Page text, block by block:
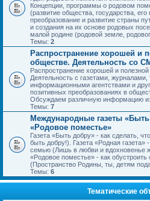
Концепции, программы о родовом
(развитие общества, государства, его
преобразование и развитие страны
и создания на их основе родовых
малой родине (родовой земле,
Темы: 2
Распространение хорошей и
обществе. Деятельность со
Распространение хорошей и
Деятельность с газетами,
информационными агентствами и
позитивных преобразованиях в
Обсуждаем различную информацию
Темы: 7
Международные газеты «Быть
«Родовое поместье»
Газета «Быть добру» - как сделать,
быть добру!). Газета «Родная
семью (Лишь в любви и вдохновенье
«Родовое поместье» - как обустроить
(Пространство Родины, ты, детям
Темы: 6
Тематические